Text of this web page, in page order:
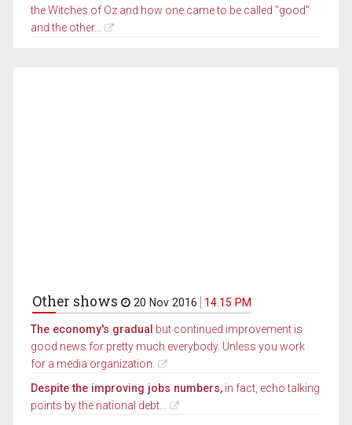
the Witches of Oz and how one came to be called "good"
and the other...
Other shows 20 Nov 2016 14.15 PM
The economy's gradual but continued improvement is
good news for pretty much everybody. Unless you work
for a media organization.
Despite the improving jobs numbers, in fact, echo talking
points by the national debt...